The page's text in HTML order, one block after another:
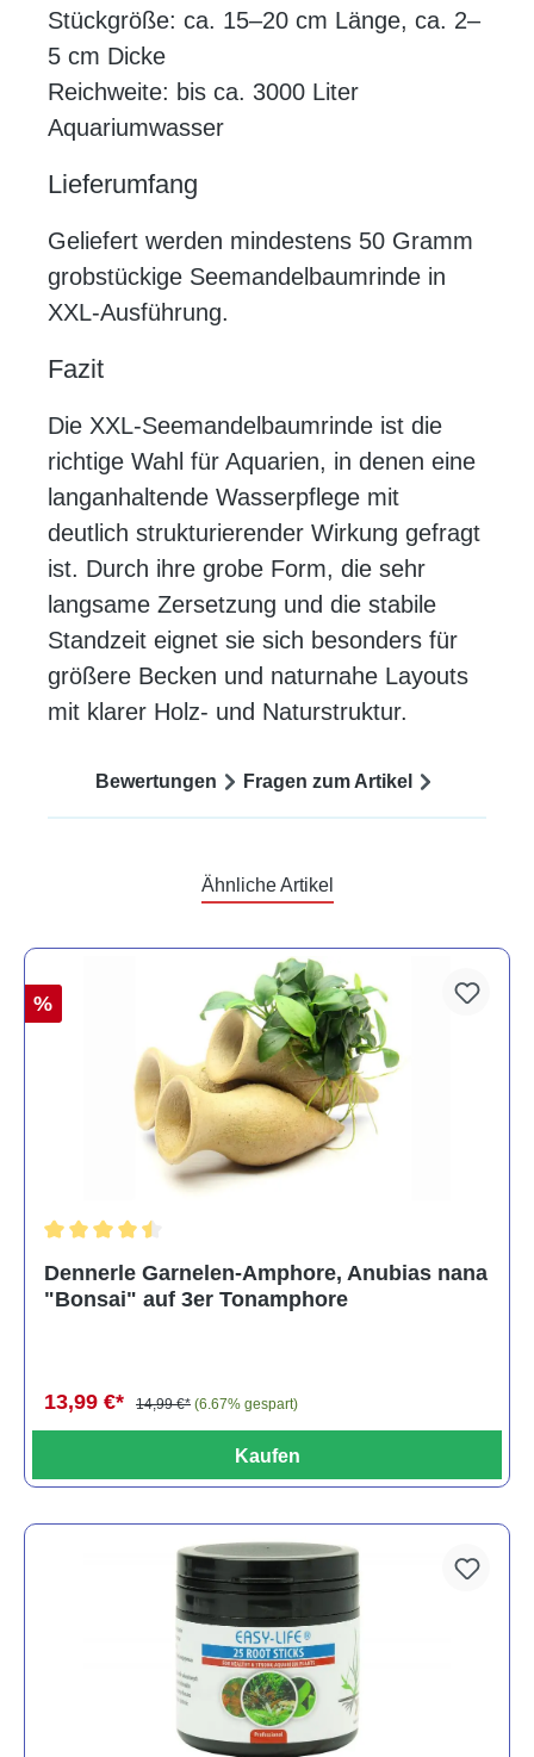
Stückgröße: ca. 15–20 cm Länge, ca. 2–
5 cm Dicke
Reichweite: bis ca. 3000 Liter
Aquariumwasser
Lieferumfang
Geliefert werden mindestens 50 Gramm
grobstückige Seemandelbaumrinde in
XXL-Ausführung.
Fazit
Die XXL-Seemandelbaumrinde ist die
richtige Wahl für Aquarien, in denen eine
langanhaltende Wasserpflege mit
deutlich strukturierender Wirkung gefragt
ist. Durch ihre grobe Form, die sehr
langsame Zersetzung und die stabile
Standzeit eignet sie sich besonders für
größere Becken und naturnahe Layouts
mit klarer Holz- und Naturstruktur.
Bewertungen Fragen zum Artikel
Ähnliche Artikel
%
Dennerle Garnelen-Amphore, Anubias nana
"Bonsai" auf 3er Tonamphore
13,99 €* 14,99 €* (6.67% gespart)
Kaufen